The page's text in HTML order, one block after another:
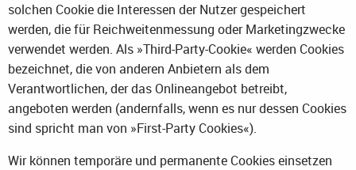
solchen Cookie die Interessen der Nutzer gespeichert
werden, die für Reichweitenmessung oder Marketingzwecke
verwendet werden. Als »Third-Party-Cookie« werden Cookies
bezeichnet, die von anderen Anbietern als dem
Verantwortlichen, der das Onlineangebot betreibt,
angeboten werden (andernfalls, wenn es nur dessen Cookies
sind spricht man von »First-Party Cookies«).
Wir können temporäre und permanente Cookies einsetzen